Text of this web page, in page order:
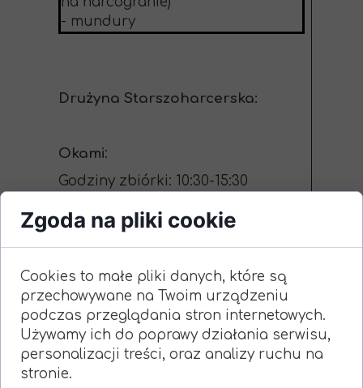
- mundury
Drużyna Starszoharcerska:
Okami:
Godziny zbiórki: 10:30-15:30
Miejsce startu i zakończenia
zbiórki: Białe Ogrody
Zabierzcie ze sobą:
- mundur
- instrumenty
- coś do jedzenia i picia
Zgoda na pliki cookie
Cookies to małe pliki danych, które są
przechowywane na Twoim urządzeniu
podczas przeglądania stron internetowych.
Używamy ich do poprawy działania serwisu,
personalizacji treści, oraz analizy ruchu na
stronie.